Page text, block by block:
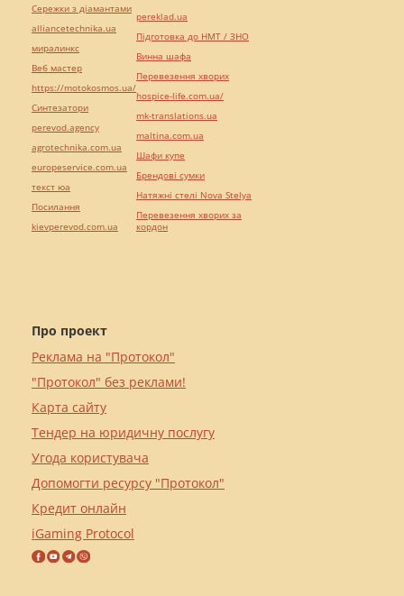
Про проект
Реклама на "Протокол"
"Протокол" без реклами!
Карта сайту
Тендер на юридичну послугу
Угода користувача
Допомогти ресурсу "Протокол"
Кредит онлайн
iGaming Protocol
Сережки з діамантами
alliancetechnika.ua
миралинкс
Веб мастер
https://motokosmos.ua/
Синтезатори
perevod.agency
agrotechnika.com.ua
europeservice.com.ua
текст юа
Посилання
kievperevod.com.ua
pereklad.ua
Підготовка до НМТ / ЗНО
Винна шафа
Перевезення хворих
hospice-life.com.ua/
mk-translations.ua
maltina.com.ua
Шафи купе
Брендові сумки
Натяжні стелі Nova Stelya
Перевезення хворих за
кордон